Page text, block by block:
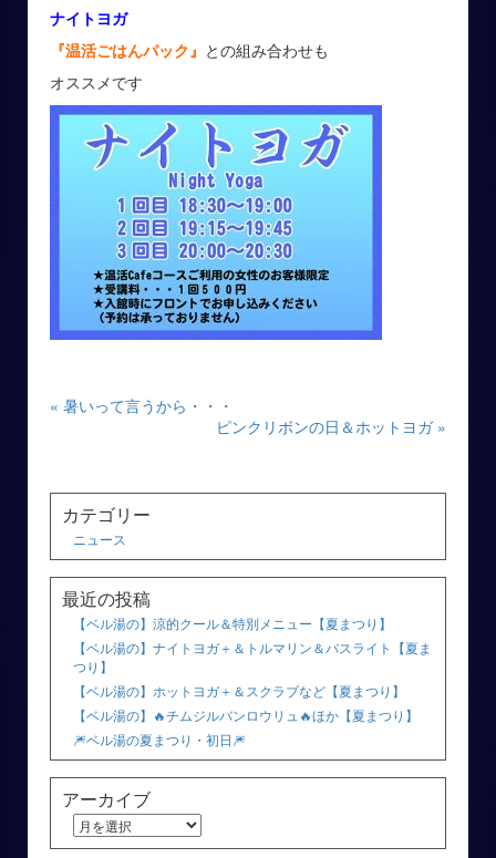
ナイトヨガ
『温活ごはんパック』
との組み合わせも
オススメです
« 暑いって言うから・・・
ピンクリボンの日＆ホットヨガ »
カテゴリー
ニュース
最近の投稿
【ベル湯の】涼的クール＆特別メニュー【夏まつり】
【ベル湯の】ナイトヨガ＋＆トルマリン＆バスライト【夏ま
つり】
【ベル湯の】ホットヨガ＋＆スクラブなど【夏まつり】
【ベル湯の】🔥チムジルバンロウリュ🔥ほか【夏まつり】
🎆ベル湯の夏まつり・初日🎆
アーカイブ